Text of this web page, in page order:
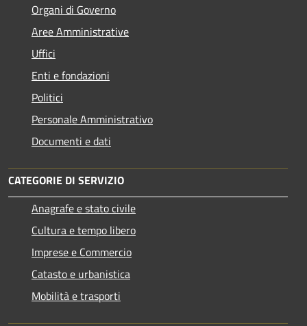
Organi di Governo
Aree Amministrative
Uffici
Enti e fondazioni
Politici
Personale Amministrativo
Documenti e dati
CATEGORIE DI SERVIZIO
Anagrafe e stato civile
Cultura e tempo libero
Imprese e Commercio
Catasto e urbanistica
Mobilità e trasporti